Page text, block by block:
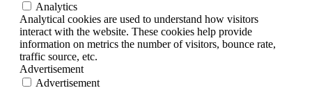
Analytics
Analytical cookies are used to understand how visitors
interact with the website. These cookies help provide
information on metrics the number of visitors, bounce rate,
traffic source, etc.
Advertisement
Advertisement